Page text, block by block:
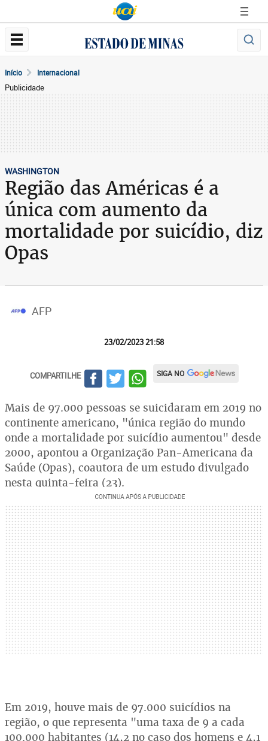
Início Internacional
Publicidade
WASHINGTON
Região das Américas é a
única com aumento da
mortalidade por suicídio, diz
Opas
AFP
23/02/2023 21:58
COMPARTILHE SIGA NO
Mais de 97.000 pessoas se suicidaram em 2019 no
continente americano, "única região do mundo
onde a mortalidade por suicídio aumentou" desde
2000, apontou a Organização Pan-Americana da
Saúde (Opas), coautora de um estudo divulgado
nesta quinta-feira (23).
Em 2019, houve mais de 97.000 suicídios na
região, o que representa "uma taxa de 9 a cada
100.000 habitantes (14,2 no caso dos homens e 4,1